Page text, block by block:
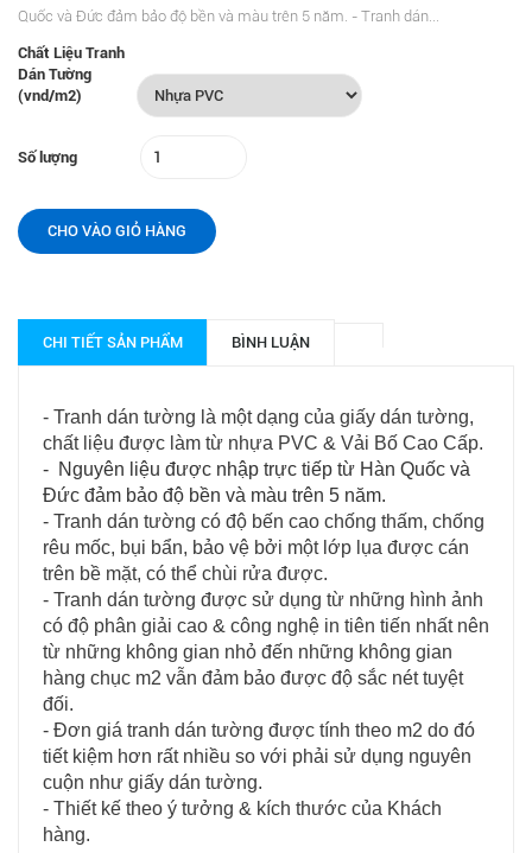
Quốc và Đức đảm bảo độ bền và màu trên 5 năm. - Tranh dán...
Chất Liệu Tranh
Dán Tường
(vnd/m2)
Số lượng
CHO VÀO GIỎ HÀNG
CHI TIẾT SẢN PHẨM BÌNH LUẬN
- Tranh dán tường là một dạng của giấy dán tường,
chất liệu được làm từ nhựa PVC & Vải Bố Cao Cấp.
- Nguyên liệu được nhập trực tiếp từ Hàn Quốc và
Đức đảm bảo độ bền và màu trên 5 năm.
- Tranh dán tường có độ bến cao chống thấm, chống
rêu mốc, bụi bẩn, bảo vệ bởi một lớp lụa được cán
trên bề mặt, có thể chùi rửa được.
- Tranh dán tường được sử dụng từ những hình ảnh
có độ phân giải cao & công nghệ in tiên tiến nhất nên
từ những không gian nhỏ đến những không gian
hàng chục m2 vẫn đảm bảo được độ sắc nét tuyệt
đối.
- Đơn giá tranh dán tường được tính theo m2 do đó
tiết kiệm hơn rất nhiều so với phải sử dụng nguyên
cuộn như giấy dán tường.
- Thiết kế theo ý tưởng & kích thước của Khách
hàng.